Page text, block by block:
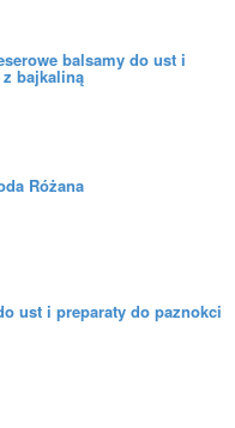
balsamy do ust i
z bajkaliną
Różana
ust i preparaty do paznokci